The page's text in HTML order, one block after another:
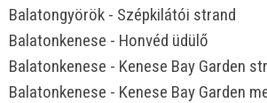
Balatongyörök - Szépkilátói strand
Balatonkenese - Honvéd üdülő
Balatonkenese - Kenese Bay Garden
Balatonkenese - Kenese Bay Garden